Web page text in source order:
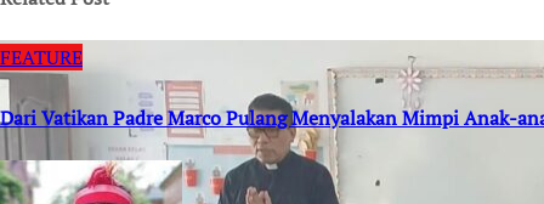
FEATURE
Dari Vatikan Padre Marco Pulang Menyalakan Mimpi Anak-